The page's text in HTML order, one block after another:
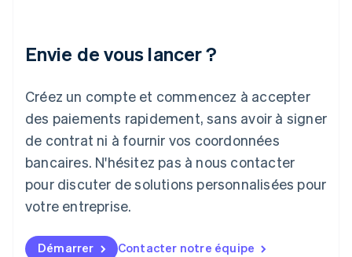
Envie de vous lancer ?
Créez un compte et commencez à accepter
des paiements rapidement, sans avoir à signer
de contrat ni à fournir vos coordonnées
bancaires. N'hésitez pas à nous contacter
pour discuter de solutions personnalisées pour
votre entreprise.
Démarrer Contacter notre équipe
日本語 English
English
Liechtenstein
Deutsch English
Lituanie
English
Luxembourg
FrançaisDeutschEnglish
Malaisie
Malte
English